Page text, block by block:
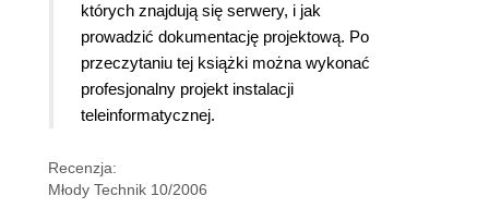
których znajdują się serwery, i jak
prowadzić dokumentację projektową. Po
przeczytaniu tej książki można wykonać
profesjonalny projekt instalacji
teleinformatycznej.
Recenzja:
Młody Technik 10/2006